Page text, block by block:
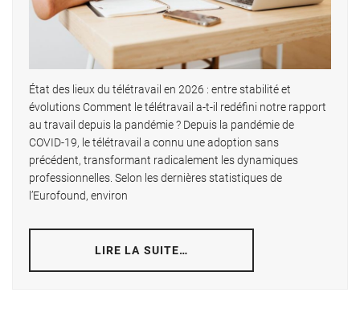
État des lieux du télétravail en 2026 : entre stabilité et
évolutions Comment le télétravail a-t-il redéfini notre rapport
au travail depuis la pandémie ? Depuis la pandémie de
COVID-19, le télétravail a connu une adoption sans
précédent, transformant radicalement les dynamiques
professionnelles. Selon les dernières statistiques de
l’Eurofound, environ
LIRE LA SUITE…